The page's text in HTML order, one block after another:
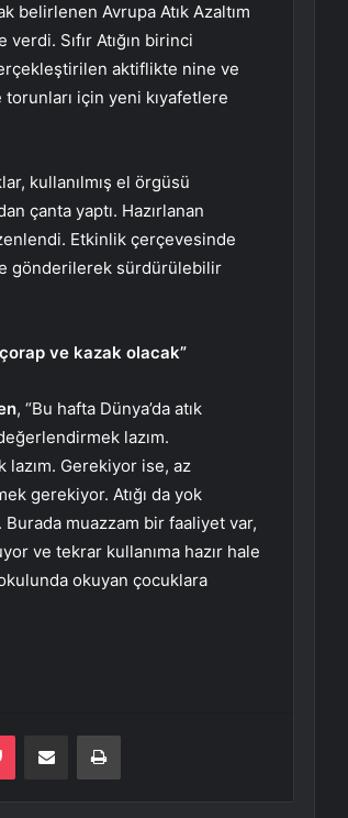
belirlenen Avrupa Atık Azaltım
Sıfır Atığın birinci
aktiflikte nine ve
için yeni kıyafetlere
kullanılmış el örgüsü
çanta yaptı. Hazırlanan
Etkinlik çerçevesinde
gönderilerek sürdürülebilir
ve kazak olacak”
, “Bu hafta Dünya’da atık
lazım.
Gerekiyor ise, az
gerekiyor. Atığı da yok
muazzam bir faaliyet var,
ve tekrar kullanıma hazır hale
okuyan çocuklara
Pocket E-Posta ile paylaş Yazdır